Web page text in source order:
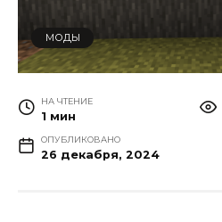
МОДЫ
НА ЧТЕНИЕ
1 мин
ОПУБЛИКОВАНО
26 декабря, 2024